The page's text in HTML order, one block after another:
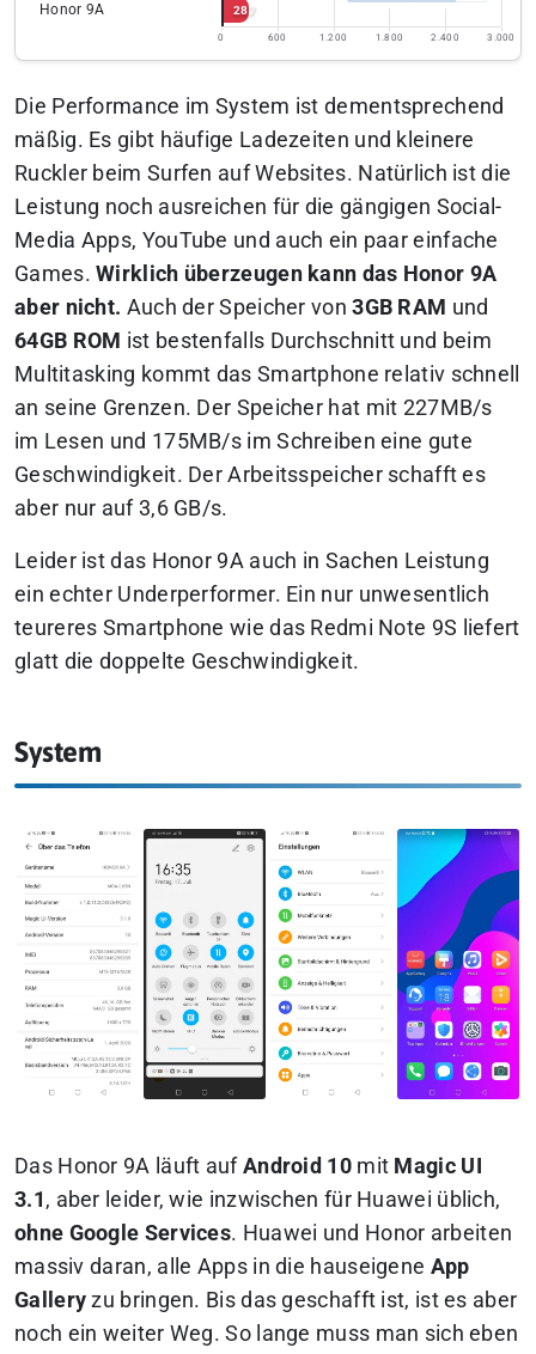
Honor 9A 287
0 600 1.200 1.800 2.400 3.000
Die Performance im System ist dementsprechend
mäßig. Es gibt häufige Ladezeiten und kleinere
Ruckler beim Surfen auf Websites. Natürlich ist die
Leistung noch ausreichen für die gängigen Social-
Media Apps, YouTube und auch ein paar einfache
Games.Wirklich überzeugen kann das Honor 9A
aber nicht. Auch der Speicher von3GB RAM und
64GB ROM ist bestenfalls Durchschnitt und beim
Multitasking kommt das Smartphone relativ schnell
an seine Grenzen. Der Speicher hat mit 227MB/s
im Lesen und 175MB/s im Schreiben eine gute
Geschwindigkeit. Der Arbeitsspeicher schafft es
aber nur auf 3,6 GB/s.
Leider ist das Honor 9A auch in Sachen Leistung
ein echter Underperformer. Ein nur unwesentlich
teureres Smartphone wie das Redmi Note 9S liefert
glatt die doppelte Geschwindigkeit.
System
Das Honor 9A läuft auf Android 10mit Magic UI
3.1 , aber leider, wie inzwischen für Huawei üblich,
ohne Google Services. Huawei und Honor arbeiten
massiv daran, alle Apps in die hauseigene App
Gallery zu bringen. Bis das geschafft ist, ist es aber
noch ein weiter Weg. So lange muss man sich eben